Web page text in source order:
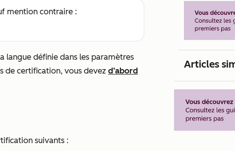
mention contraire :
langue définie dans les paramètres
de certification, vous devez d’abord
suivants :
Articles